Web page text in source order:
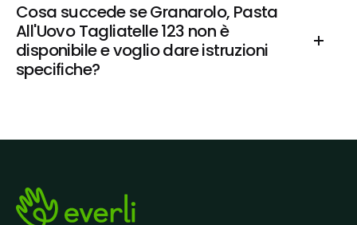
Cosa succede se Granarolo, Pasta
All'Uovo Tagliatelle 123 non è
disponibile e voglio dare istruzioni
specifiche?